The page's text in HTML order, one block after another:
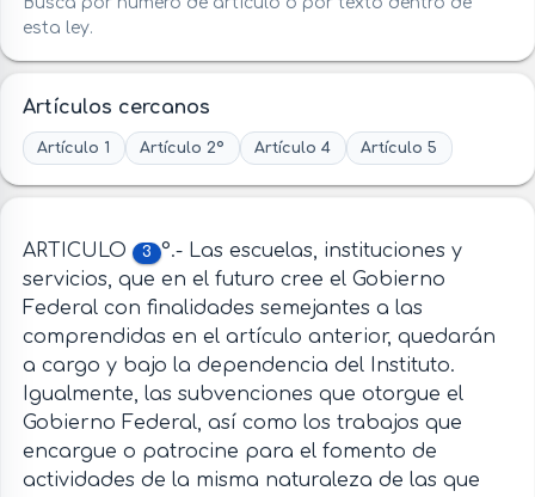
esta ley.
Artículos cercanos
Artículo 1 Artículo 2º Artículo 4 Artículo 5
ARTICULO 3
°.- Las escuelas, instituciones y
servicios, que en el futuro cree el Gobierno
Federal con finalidades semejantes a las
comprendidas en el artículo anterior, quedarán
a cargo y bajo la dependencia del Instituto.
Igualmente, las subvenciones que otorgue el
Gobierno Federal, así como los trabajos que
encargue o patrocine para el fomento de
actividades de la misma naturaleza de las que